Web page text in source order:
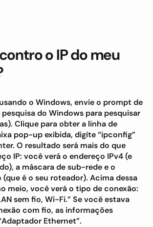
o IP do meu
o Windows, envie o prompt de
do Windows para pesquisar
Clique para obter a linha de
pop-up exibida, digite “ipconfig”
O resultado será mais do que
IP: você verá o endereço IPv4 (e
a máscara de sub-rede e o
(que é o seu roteador). Acima dessa
meio, você verá o tipo de conexão:
sem fio, Wi-Fi.” Se você estava
com fio, as informações
Ethernet”.